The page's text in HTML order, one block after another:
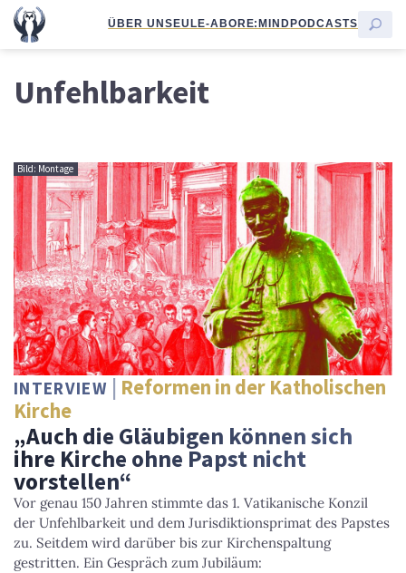
ÜBER UNSEULE-ABORE:MINDPODCASTS
Unfehlbarkeit
Bild: Montage
INTERVIEW
Reformen in der Katholischen
Kirche
„Auch die Gläubigen können sich
ihre Kirche ohne Papst nicht
vorstellen“
Vor genau 150 Jahren stimmte das 1. Vatikanische Konzil
der Unfehlbarkeit und dem Jurisdiktionsprimat des Papstes
zu. Seitdem wird darüber bis zur Kirchenspaltung
gestritten. Ein Gespräch zum Jubiläum: